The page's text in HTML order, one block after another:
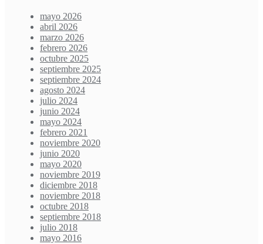
mayo 2026
abril 2026
marzo 2026
febrero 2026
octubre 2025
septiembre 2025
septiembre 2024
agosto 2024
julio 2024
junio 2024
mayo 2024
febrero 2021
noviembre 2020
junio 2020
mayo 2020
noviembre 2019
diciembre 2018
noviembre 2018
octubre 2018
septiembre 2018
julio 2018
mayo 2016